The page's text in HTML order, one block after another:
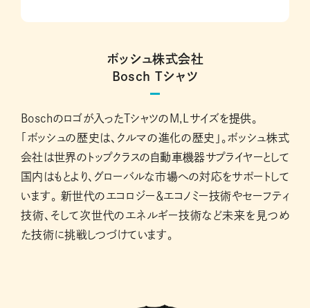
ボッシュ株式会社
Bosch Tシャツ
Boschのロゴが入ったTシャツのM,Lサイズを提供。
「ボッシュの歴史は、クルマの進化の歴史」。ボッシュ株式
会社は世界のトップクラスの自動車機器サプライヤーとして
国内はもとより、グローバルな市場への対応をサポートして
います。 新世代のエコロジー＆エコノミー技術やセーフティ
技術、そして次世代のエネルギー技術など未来を見つめ
た技術に挑戦しつづけています。